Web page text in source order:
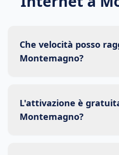
Che velocità posso
Montemagno?
L'attivazione è
Montemagno?